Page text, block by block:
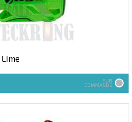
SUR
COMMANDE